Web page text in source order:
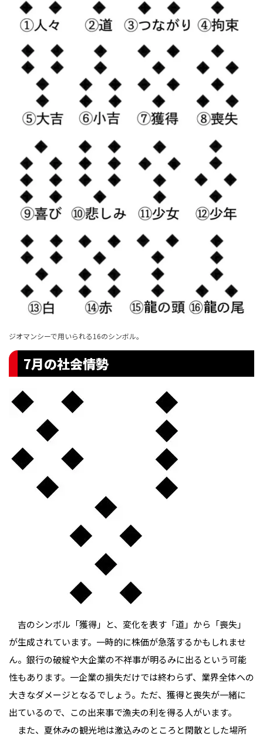
ジオマンシーで用いられる16のシンボル。
7月の社会情勢
吉のシンボル「獲得」と、変化を表す「道」から「喪失」
が生成されています。一時的に株価が急落するかもしれませ
ん。銀行の破綻や大企業の不祥事が明るみに出るという可能
性もあります。一企業の損失だけでは終わらず、業界全体への
大きなダメージとなるでしょう。ただ、獲得と喪失が一緒に
出ているので、この出来事で漁夫の利を得る人がいます。
また、夏休みの観光地は激込みのところと閑散とした場所